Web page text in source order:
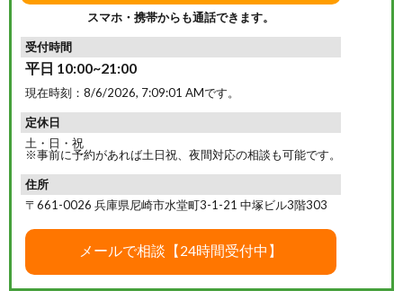
スマホ・携帯からも通話できます。
受付時間
平日 10:00~21:00
現在時刻： 8/6/2026, 7:09:02 AMです。
定休日
土・日・祝
※事前に予約があれば土日祝、夜間対応の相談も可能です。
住所
〒661-0026 兵庫県尼崎市水堂町3-1-21 中塚ビル3階303